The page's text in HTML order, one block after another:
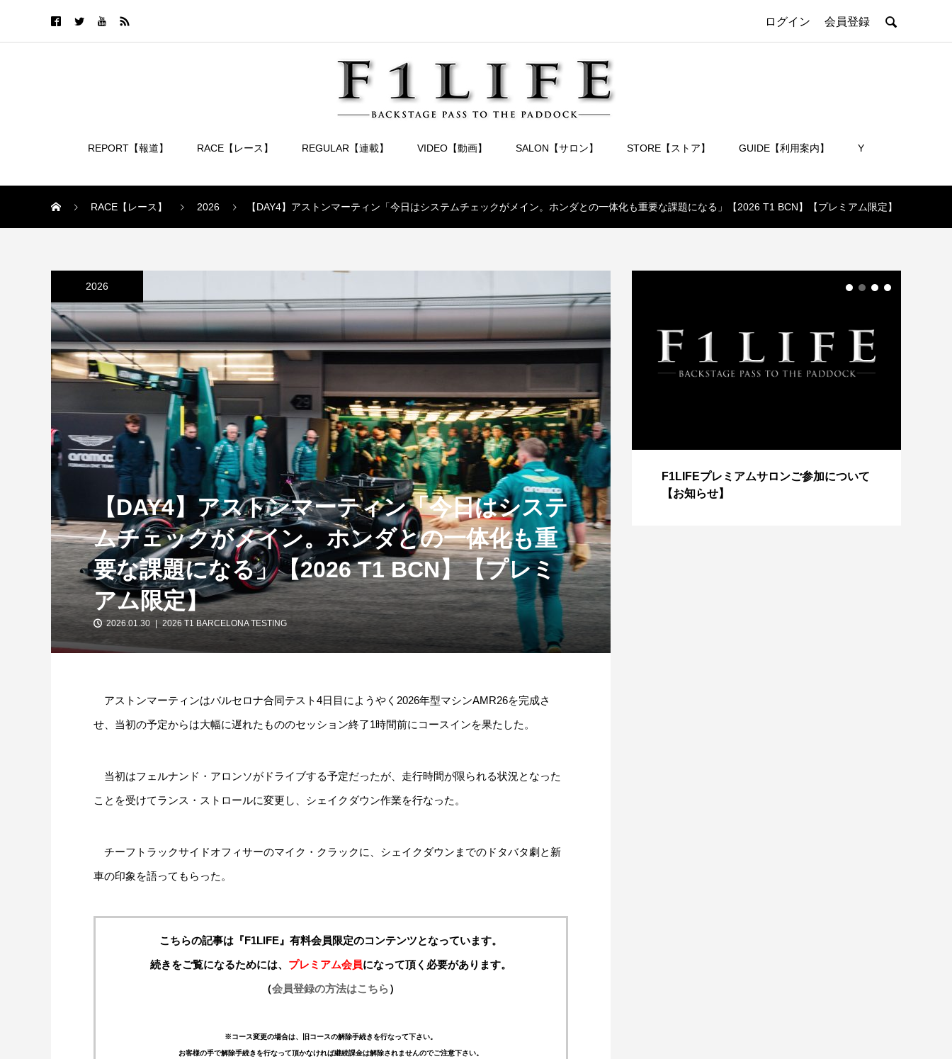
ログイン 会員登録 
REPORT【報道】 RACE【レース】 REGULAR【連載】 VIDEO【動画】 SALON【サロン】 STORE【ストア】 GUIDE【利用案内】 Y
RACE【レース】 2026 【DAY4】アストンマーティン「今日はシステムチェックがメイン。ホンダとの一体化も重要な課題になる」【2026 T1 BCN】【プレミアム限定】
2026
【DAY4】アストンマーティン「今日はシステ
ムチェックがメイン。ホンダとの一体化も重
要な課題になる」【2026 T1 BCN】【プレミ
アム限定】
2026.01.30 2026 T1 BARCELONA TESTING
アストンマーティンはバルセロナ合同テスト4日目にようやく2026年型マシンAMR26を完成さ
せ、当初の予定からは大幅に遅れたもののセッション終了1時間前にコースインを果たした。
当初はフェルナンド・アロンソがドライブする予定だったが、走行時間が限られる状況となった
ことを受けてランス・ストロールに変更し、シェイクダウン作業を行なった。
チーフトラックサイドオフィサーのマイク・クラックに、シェイクダウンまでのドタバタ劇と新
車の印象を語ってもらった。
こちらの記事は『F1LIFE』有料会員限定のコンテンツとなっています。
続きをご覧になるためには、 プレミアム会員になって頂く必要があります。
（会員登録の方法はこちら）
※コース変更の場合は、旧コースの解除手続きを行なって下さい。
お客様の手で解除手続きを行なって頂かなければ継続課金は解除されませんのでご注意下さい。
【特別企画】2026年ホンダの現在地
①「アストンマーティンとの交渉4...
【特別記事】レーシングブルズ、
VCARB 02を生み出すファクトリー...
F1LIFEプレミアムサロンご参加について
【お知らせ】